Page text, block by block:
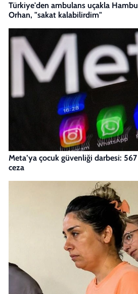
Türkiye'den ambulans uçakla
Orhan, "sakat kalabilirdim"
Meta’ya çocuk güvenliği darbesi:
ceza